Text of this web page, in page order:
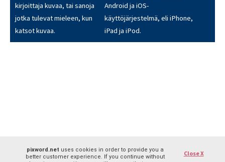
kirjoittaja kuvaa, tai sanoja
jotka tulevat mieleen, kun
katsot kuvaa.
Android ja iOS-
käyttöjärjestelmä, eli iPhone,
iPad ja iPod.
Close X
pixword.net uses cookies in order to provide you a
better customer experience. If you continue without